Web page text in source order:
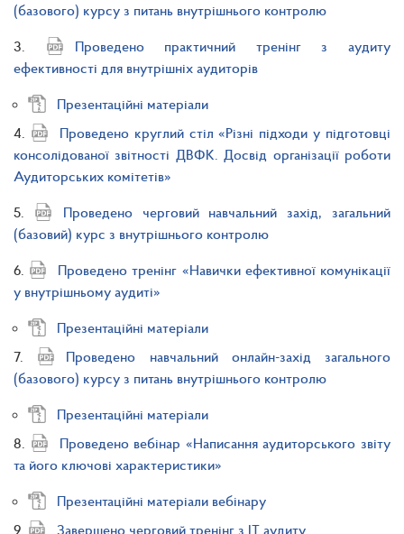
(базового) курсу з питань внутрішнього контролю
3.
Проведено практичний тренінг з аудиту
ефективності для внутрішніх аудиторів
Презентаційні матеріали
4.
Проведено круглий стіл «Різні підходи у підготовці
консолідованої звітності ДВФК. Досвід організації роботи
Аудиторських комітетів»
5.
Проведено черговий навчальний захід, загальний
(базовий) курс з внутрішнього контролю
6.
Проведено тренінг «Навички ефективної комунікації
у внутрішньому аудиті»
Презентаційні матеріали
7.
Проведено навчальний онлайн-захід загального
(базового) курсу з питань внутрішнього контролю
Презентаційні матеріали
8.
Проведено вебінар «Написання аудиторського звіту
та його ключові характеристики»
Презентаційні матеріали вебінару
9.
Завершено черговий тренінг з ІТ аудиту